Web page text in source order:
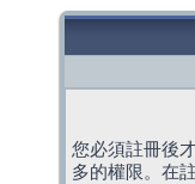
您必須註冊後
多的權限。在